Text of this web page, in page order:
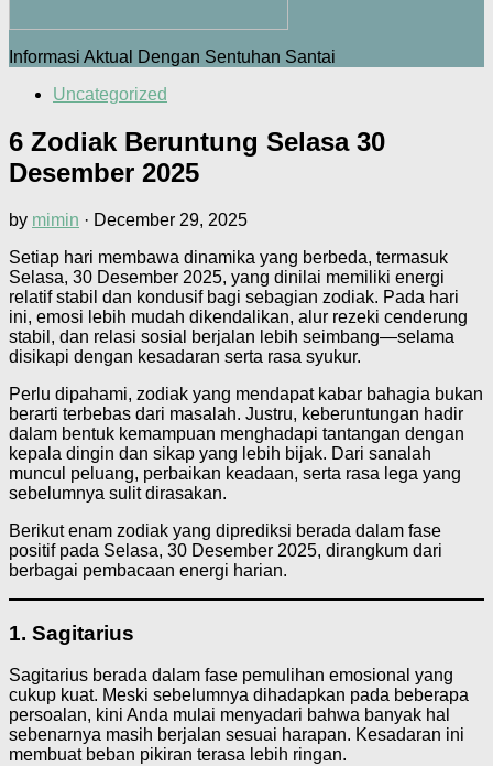
Informasi Aktual Dengan Sentuhan Santai
Uncategorized
6 Zodiak Beruntung Selasa 30
Desember 2025
by mimin · December 29, 2025
Setiap hari membawa dinamika yang berbeda, termasuk
Selasa, 30 Desember 2025, yang dinilai memiliki energi
relatif stabil dan kondusif bagi sebagian zodiak. Pada hari
ini, emosi lebih mudah dikendalikan, alur rezeki cenderung
stabil, dan relasi sosial berjalan lebih seimbang—selama
disikapi dengan kesadaran serta rasa syukur.
Perlu dipahami, zodiak yang mendapat kabar bahagia bukan
berarti terbebas dari masalah. Justru, keberuntungan hadir
dalam bentuk kemampuan menghadapi tantangan dengan
kepala dingin dan sikap yang lebih bijak. Dari sanalah
muncul peluang, perbaikan keadaan, serta rasa lega yang
sebelumnya sulit dirasakan.
Berikut enam zodiak yang diprediksi berada dalam fase
positif pada Selasa, 30 Desember 2025, dirangkum dari
berbagai pembacaan energi harian.
1. Sagitarius
Sagitarius berada dalam fase pemulihan emosional yang
cukup kuat. Meski sebelumnya dihadapkan pada beberapa
persoalan, kini Anda mulai menyadari bahwa banyak hal
sebenarnya masih berjalan sesuai harapan. Kesadaran ini
membuat beban pikiran terasa lebih ringan.